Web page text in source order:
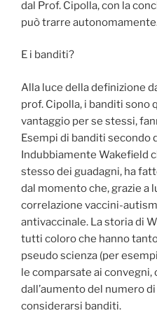
dal Prof. Cipolla, con la
può trarre
E i banditi?
Alla luce della definizione
prof. Cipolla, i banditi sono
vantaggio per se stessi,
Esempi di banditi secondo
Indubbiamente Wakefield
stesso dei guadagni, ha
dal momento che, grazie a
correlazione vaccini-
antivaccinale. La storia di
tutti coloro che hanno
pseudo scienza (per
le comparsate ai convegni,
dall’aumento del numero
considerarsi banditi.